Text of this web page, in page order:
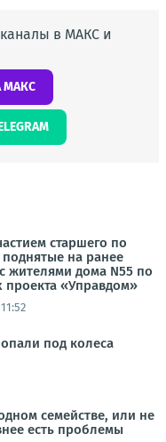
в МАКС и
МАКС
старшего по
на ранее
жителями дома N55 по
«Управдом»
под колеса
семействе, или не
есть проблемы